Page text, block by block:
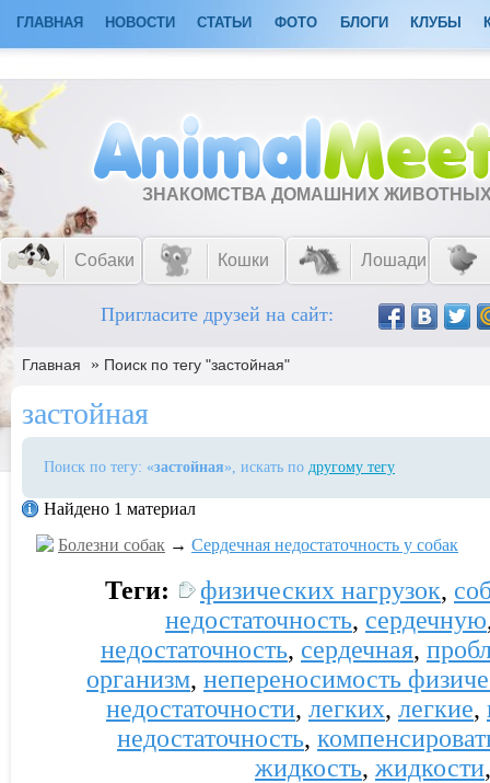
ГЛАВНАЯ НОВОСТИ СТАТЬИ ФОТО БЛОГИ КЛУБЫ
ЗНАКОМСТВА ДОМАШНИХ
Собаки Кошки Лошади
Пригласите друзей на сайт:
Главная » Поиск по тегу "застойная"
застойная
Поиск по тегу: «застойная», искать по другому тегу
Найдено 1 материал
Болезни собак → Сердечная недостаточность у собак
Теги: физических нагрузок,
недостаточность, сердечную
недостаточность, сердечная,
организм, непереносимость
недостаточности, легких, легкие,
недостаточность,
жидкость, жидкости